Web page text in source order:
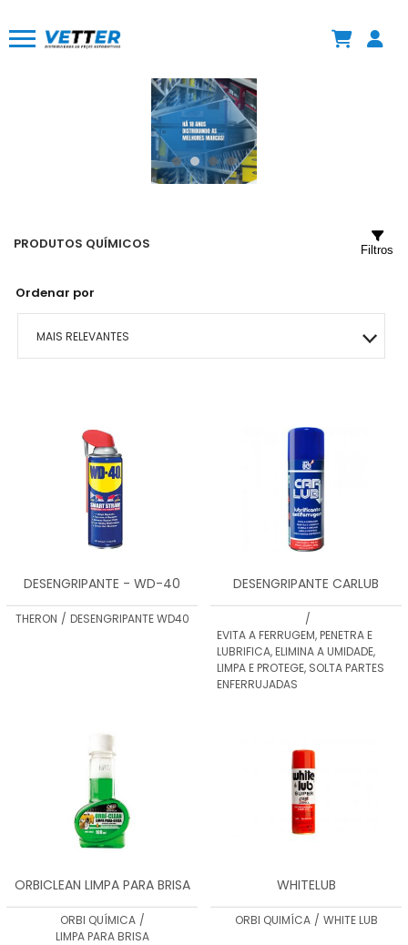
PRODUTOS QUÍMICOS
Ordenar por
MAIS RELEVANTES
MENOR PREÇO
MAIOR PREÇO
Filtros
DESENGRIPANTE - WD-40
THERON / DESENGRIPANTE WD40
DESENGRIPANTE CARLUB
/
EVITA A FERRUGEM, PENETRA E
LUBRIFICA, ELIMINA A UMIDADE,
LIMPA E PROTEGE, SOLTA PARTES
ENFERRUJADAS
ORBICLEAN LIMPA PARA BRISA
ORBI QUÍMICA /
LIMPA PARA BRISA
WHITELUB
ORBI QUIMÍCA / WHITE LUB